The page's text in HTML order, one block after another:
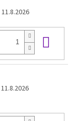
11.8.2026
11.8.2026